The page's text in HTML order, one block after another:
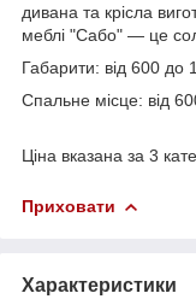
дивана та крісла
меблі "Сабо" — це
Габарити: від 600 до
Спальне місце: від
Ціна вказана за 3
Приховати
Характеристики